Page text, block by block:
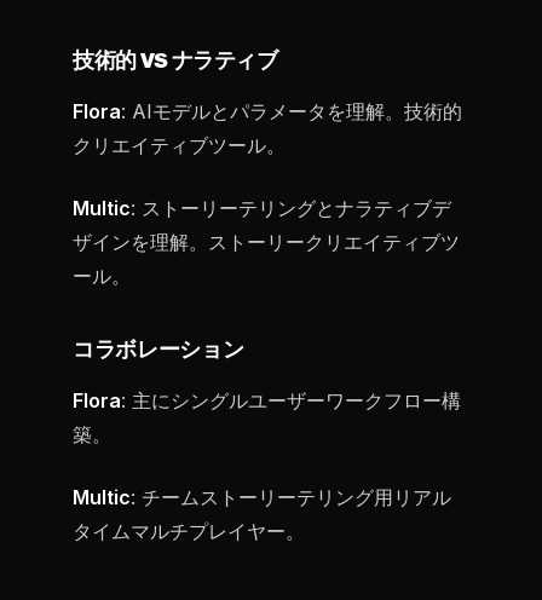
技術的 VS ナラティブ
Flora: AIモデルとパラメータを理解。技術的
クリエイティブツール。
Multic: ストーリーテリングとナラティブデ
ザインを理解。ストーリークリエイティブツ
ール。
コラボレーション
Flora: 主にシングルユーザーワークフロー構
築。
Multic: チームストーリーテリング用リアル
タイムマルチプレイヤー。